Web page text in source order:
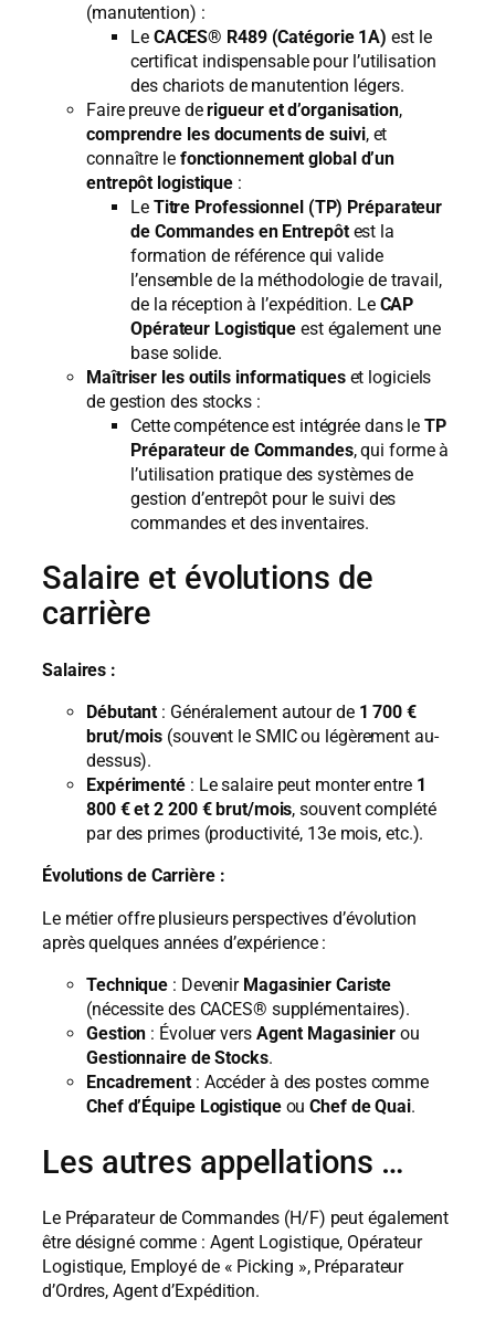
(manutention) :
Le CACES® R489 (Catégorie 1A) est le
certificat indispensable pour l’utilisation
des chariots de manutention légers.
Faire preuve derigueur et d’organisation,
comprendre les documents de suivi, et
connaître le fonctionnement global d’un
entrepôt logistique :
Le Titre Professionnel (TP) Préparateur
de Commandes en Entrepôtest la
formation de référence qui valide
l’ensemble de la méthodologie de travail,
de la réception à l’expédition. Le CAP
Opérateur Logistique est également une
base solide.
Maîtriser les outils informatiqueset logiciels
de gestion des stocks :
Cette compétence est intégrée dans leTP
Préparateur de Commandes, qui forme à
l’utilisation pratique des systèmes de
gestion d’entrepôt pour le suivi des
commandes et des inventaires.
Salaire et évolutions de
carrière
Salaires :
Débutant : Généralement autour de 1 700 €
brut/mois (souvent le SMIC ou légèrement au-
dessus).
Expérimenté: Le salaire peut monter entre 1
800 € et 2 200 € brut/mois, souvent complété
par des primes (productivité, 13e mois, etc.).
Évolutions de Carrière :
Le métier offre plusieurs perspectives d’évolution
après quelques années d’expérience :
Technique : Devenir Magasinier Cariste
(nécessite des CACES® supplémentaires).
Gestion : Évoluer vers Agent Magasinier ou
Gestionnaire de Stocks.
Encadrement: Accéder à des postes comme
Chef d’Équipe LogistiqueouChef de Quai.
Les autres appellations …
Le Préparateur de Commandes (H/F) peut également
être désigné comme : Agent Logistique, Opérateur
Logistique, Employé de « Picking », Préparateur
d’Ordres, Agent d’Expédition.